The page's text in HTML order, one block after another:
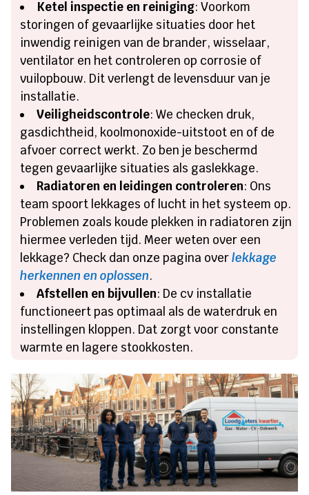
Ketel inspectie en reiniging: Voorkom
storingen of gevaarlijke situaties door het
inwendig reinigen van de brander, wisselaar,
ventilator en het controleren op corrosie of
vuilopbouw. Dit verlengt de levensduur van je
installatie.
Veiligheidscontrole: We checken druk,
gasdichtheid, koolmonoxide-uitstoot en of de
afvoer correct werkt. Zo ben je beschermd
tegen gevaarlijke situaties als gaslekkage.
Radiatoren en leidingen controleren: Ons
team spoort lekkages of lucht in het systeem op.
Problemen zoals koude plekken in radiatoren zijn
hiermee verleden tijd. Meer weten over een
lekkage? Check dan onze pagina overlekkage
herkennen en oplossen.
Afstellen en bijvullen: De cv installatie
functioneert pas optimaal als de waterdruk en
instellingen kloppen. Dat zorgt voor constante
warmte en lagere stookkosten.